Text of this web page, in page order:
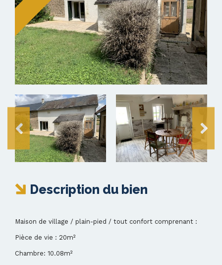
Description du bien
Maison de village / plain-pied / tout confort comprenant :
Pièce de vie : 20m²
Chambre: 10.08m²